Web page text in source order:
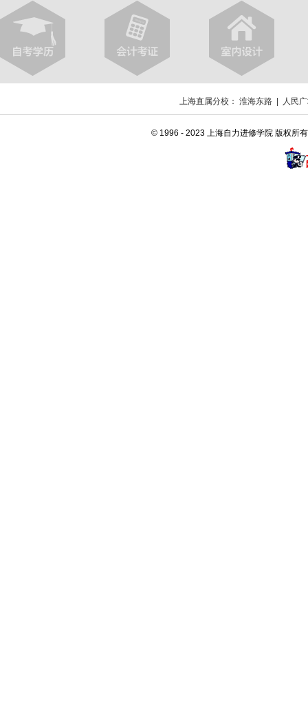
上海直属分校： 淮海东路 | 人民
© 1996 - 2023 上海自力进修学院 版权所